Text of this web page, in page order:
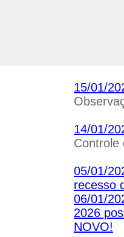
15/01/
14/01/
Controle
05/01/
recesso
06/01/
2026
NOVO!